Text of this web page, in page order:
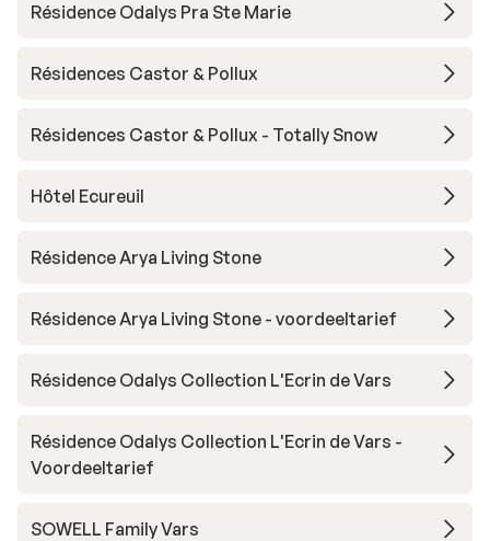
Résidence Odalys Pra Ste Marie
Résidences Castor & Pollux
Résidences Castor & Pollux - Totally Snow
Hôtel Ecureuil
Résidence Arya Living Stone
Résidence Arya Living Stone - voordeeltarief
Résidence Odalys Collection L'Ecrin de Vars
Résidence Odalys Collection L'Ecrin de Vars -
Voordeeltarief
SOWELL Family Vars